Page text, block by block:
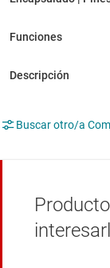
Buscar otro/a